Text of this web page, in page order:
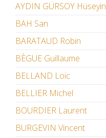
AYDIN GÜRSOY Hüseyin
BAH San
BARATAUD Robin
BÈGUE Guillaume
BELLAND Loïc
BELLIER Michel
BOURDIER Laurent
BURGEVIN Vincent